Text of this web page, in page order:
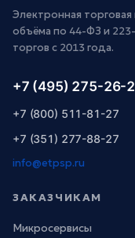
Электронная
объёма по 44-ФЗ и
торгов с 2013 года.
+7 (495) 275-26-
+7 (800) 511-81-27
+7 (351) 277-88-27
info@etpsp.ru
ЗАКАЗЧИКАМ
Микросервисы